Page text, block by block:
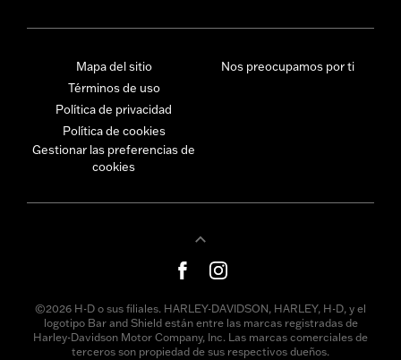
Mapa del sitio
Términos de uso
Política de privacidad
Política de cookies
Gestionar las preferencias de
cookies
Nos preocupamos por ti
©2026 H-D o sus filiales. HARLEY-DAVIDSON, HARLEY, H-D, y el
logotipo Bar and Shield están entre las marcas registradas de
Harley-Davidson Motor Company, Inc. Las marcas comerciales de
terceros son propiedad de sus respectivos dueños.